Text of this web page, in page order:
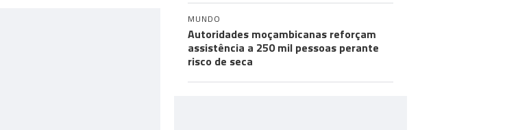
MUNDO
Autoridades moçambicanas reforçam
assistência a 250 mil pessoas perante
risco de seca